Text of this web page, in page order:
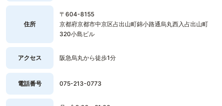
住所
〒604-8155
京都府京都市中京区占出山町錦小路通烏丸西入占出山町
320小島ビル
アクセス 阪急烏丸から徒歩1分
電話番号 075-213-0773